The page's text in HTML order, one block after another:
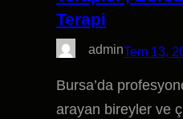
Terapi
adminTem 13,
Bursa’da
arayan bireyler ve